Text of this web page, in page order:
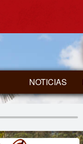
NOTICIAS